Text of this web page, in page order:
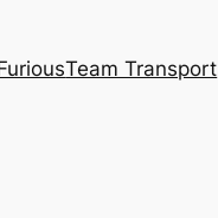
Team Transport